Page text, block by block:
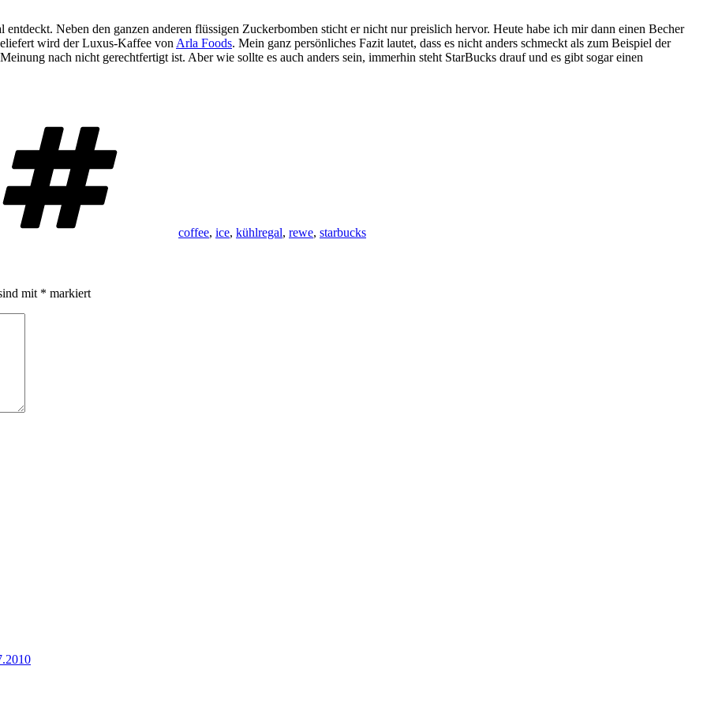
entdeckt. Neben den ganzen anderen flüssigen Zuckerbomben sticht er nicht nur preislich hervor. Heute habe ich mir dann einen Becher
wird der Luxus-Kaffee von Arla Foods. Mein ganz persönliches Fazit lautet, dass es nicht anders schmeckt als zum Beispiel der
nach nicht gerechtfertigt ist. Aber wie sollte es auch anders sein, immerhin steht StarBucks drauf und es gibt sogar einen
coffee, ice, kühlregal, rewe, starbucks
mit * markiert